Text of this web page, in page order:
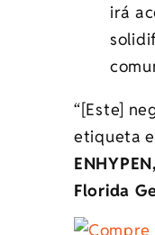
irá
“[Este]
etiqueta
Florida